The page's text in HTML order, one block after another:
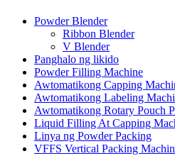
Powder Blender
Ribbon Blender
V Blender
Panghalo ng likido
Powder Filling Machine
Awtomatikong Capping
Awtomatikong Labeling
Awtomatikong Rotary Pouch
Liquid Filling At Capping
Linya ng Powder Packing
VFFS Vertical Packing